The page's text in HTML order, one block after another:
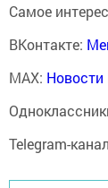
Самое
ВКонтакте:
MAX: Новости
Telegram-